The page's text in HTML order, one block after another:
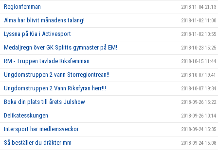
Regionfemman 2018-11-04 21:13
Alma har blivit månadens talang! 2018-11-02 11:00
Lyssna på Kia i Activesport 2018-11-02 10:55
Medaljregn över GK Splitts gymnaster på EM! 2018-10-23 15:25
RM - Truppen tävlade Riksfemman 2018-10-15 11:44
Ungdomstruppen 2 vann Storregiontrean!! 2018-10-07 19:41
Ungdomstruppen 2 Vann Riksfyran herr!!! 2018-10-07 19:34
Boka din plats till årets Julshow 2018-09-26 15:22
Delikatesskungen 2018-09-26 10:14
Intersport har medlemsveckor 2018-09-24 15:35
Så beställer du dräkter mm 2018-09-24 15:08